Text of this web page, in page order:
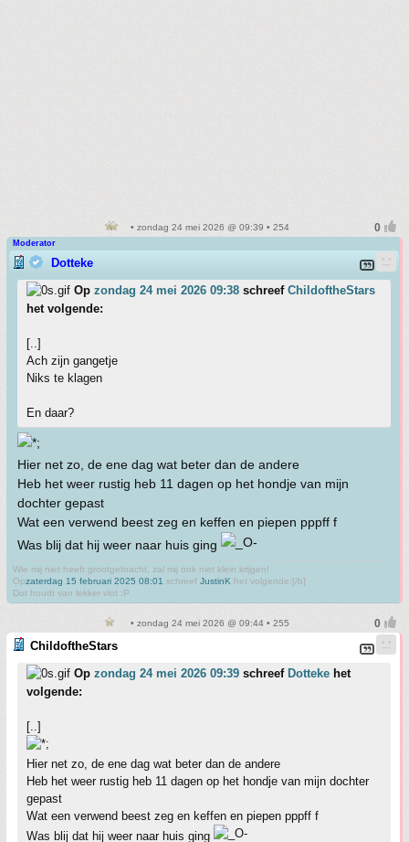
• zondag 24 mei 2026 @ 09:39 • 254
Moderator
Dotteke
Op zondag 24 mei 2026 09:38 schreef ChildoftheStars
het volgende:
[..]
Ach zijn gangetje
Niks te klagen
En daar?
Hier net zo, de ene dag wat beter dan de andere
Heb het weer rustig heb 11 dagen op het hondje van mijn
dochter gepast
Wat een verwend beest zeg en keffen en piepen pppff f
Was blij dat hij weer naar huis ging
Wie mij niet heeft grootgebracht, zal mij ook niet klein krijgen!
Opzaterdag 15 februari 2025 08:01 schreef JustinK het volgende:[/b]
Dot houdt van lekker vlot :P
• zondag 24 mei 2026 @ 09:44 • 255
ChildoftheStars
Op zondag 24 mei 2026 09:39 schreef Dotteke het
volgende:
[..]
Hier net zo, de ene dag wat beter dan de andere
Heb het weer rustig heb 11 dagen op het hondje van mijn dochter
gepast
Wat een verwend beest zeg en keffen en piepen pppff f
Was blij dat hij weer naar huis ging